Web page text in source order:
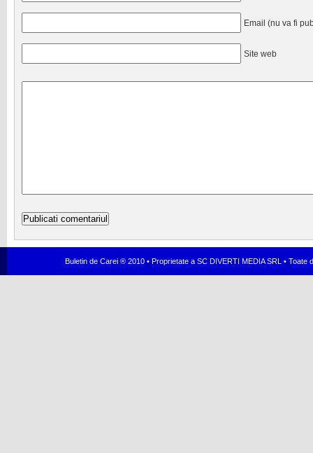
Email (nu va fi
Site web
Buletin de Carei ® 2010 • Proprietate a SC DIVERTI MEDIA SRL •